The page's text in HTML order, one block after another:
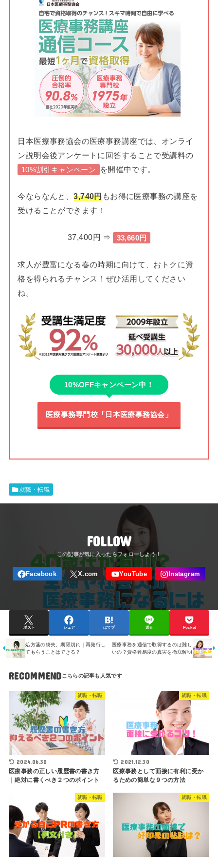
日本医療事務協会の医療事務講座では、オンライ
ン説明会後アンケートに回答することで受講料の
10%割引キャンペーン を開催中です。
今ならなんと、3,740円もお得に医療事務の講座を
受けることができます！
37,400円 ⇒ 33,660円
求人が豊富になる春の時期に向けて、おトクに資
格を得られるチャンス！ぜひ活用してください
ね。
10%OFFキャンペーン中！
医療事務専門校「日本医療事務協会」
就職・転職
FOLLOW
ポスト シェア はてブ 送る Pocket
処方箋の紛失、期限切れ｜再発行し
てもらうことはできる？
医療事務を通信で取得するのは難し
いの？資格難易度の真実を徹底解明
RECOMMEND
就職・転職
2024.06.30
医療事務の正しい履歴書の書き方
｜絶対に書くべき２つのポイント
就職・転職
2021.12.30
医療事務として面接に有利に受か
るための簡単な９つの方法
就職・転職 就職・転職